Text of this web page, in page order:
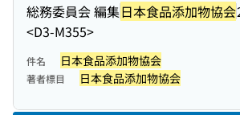
総務委員会 編集日本食品添加物協会
<D3-M355>
件名 日本食品添加物協会
著者標目 日本食品添加物協会